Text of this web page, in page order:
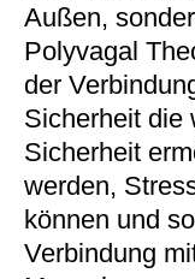
Außen,
Polyvagal
der
Sicherheit die
Sicherheit
werden,
können und
Verbindung